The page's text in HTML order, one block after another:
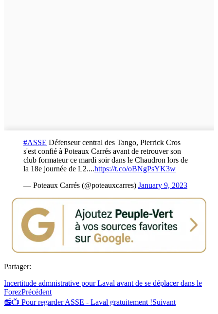
#ASSE Défenseur central des Tango, Pierrick Cros
s'est confié à Poteaux Carrés avant de retrouver son
club formateur ce mardi soir dans le Chaudron lors de
la 18e journée de L2....https://t.co/oBNgPsYK3w
— Poteaux Carrés (@poteauxcarres) January 9, 2023
Partager:
Incertitude admnistrative pour Laval avant de se déplacer dans le
ForezPrécédent
📻📺 Pour regarder ASSE - Laval gratuitement !Suivant